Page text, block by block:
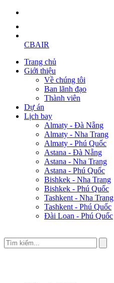
CBAIR
Trang chủ
Giới thiệu
Về chúng tôi
Ban lãnh đạo
Thành viên
Dự án
Lịch bay
Almaty - Đà Nẵng
Almaty - Nha Trang
Almaty - Phú Quốc
Astana - Đà Nẵng
Astana - Nha Trang
Astana - Phú Quốc
Bishkek - Nha Trang
Bishkek - Phú Quốc
Tashkent - Nha Trang
Tashkent - Phú Quốc
Đài Loan - Phú Quốc